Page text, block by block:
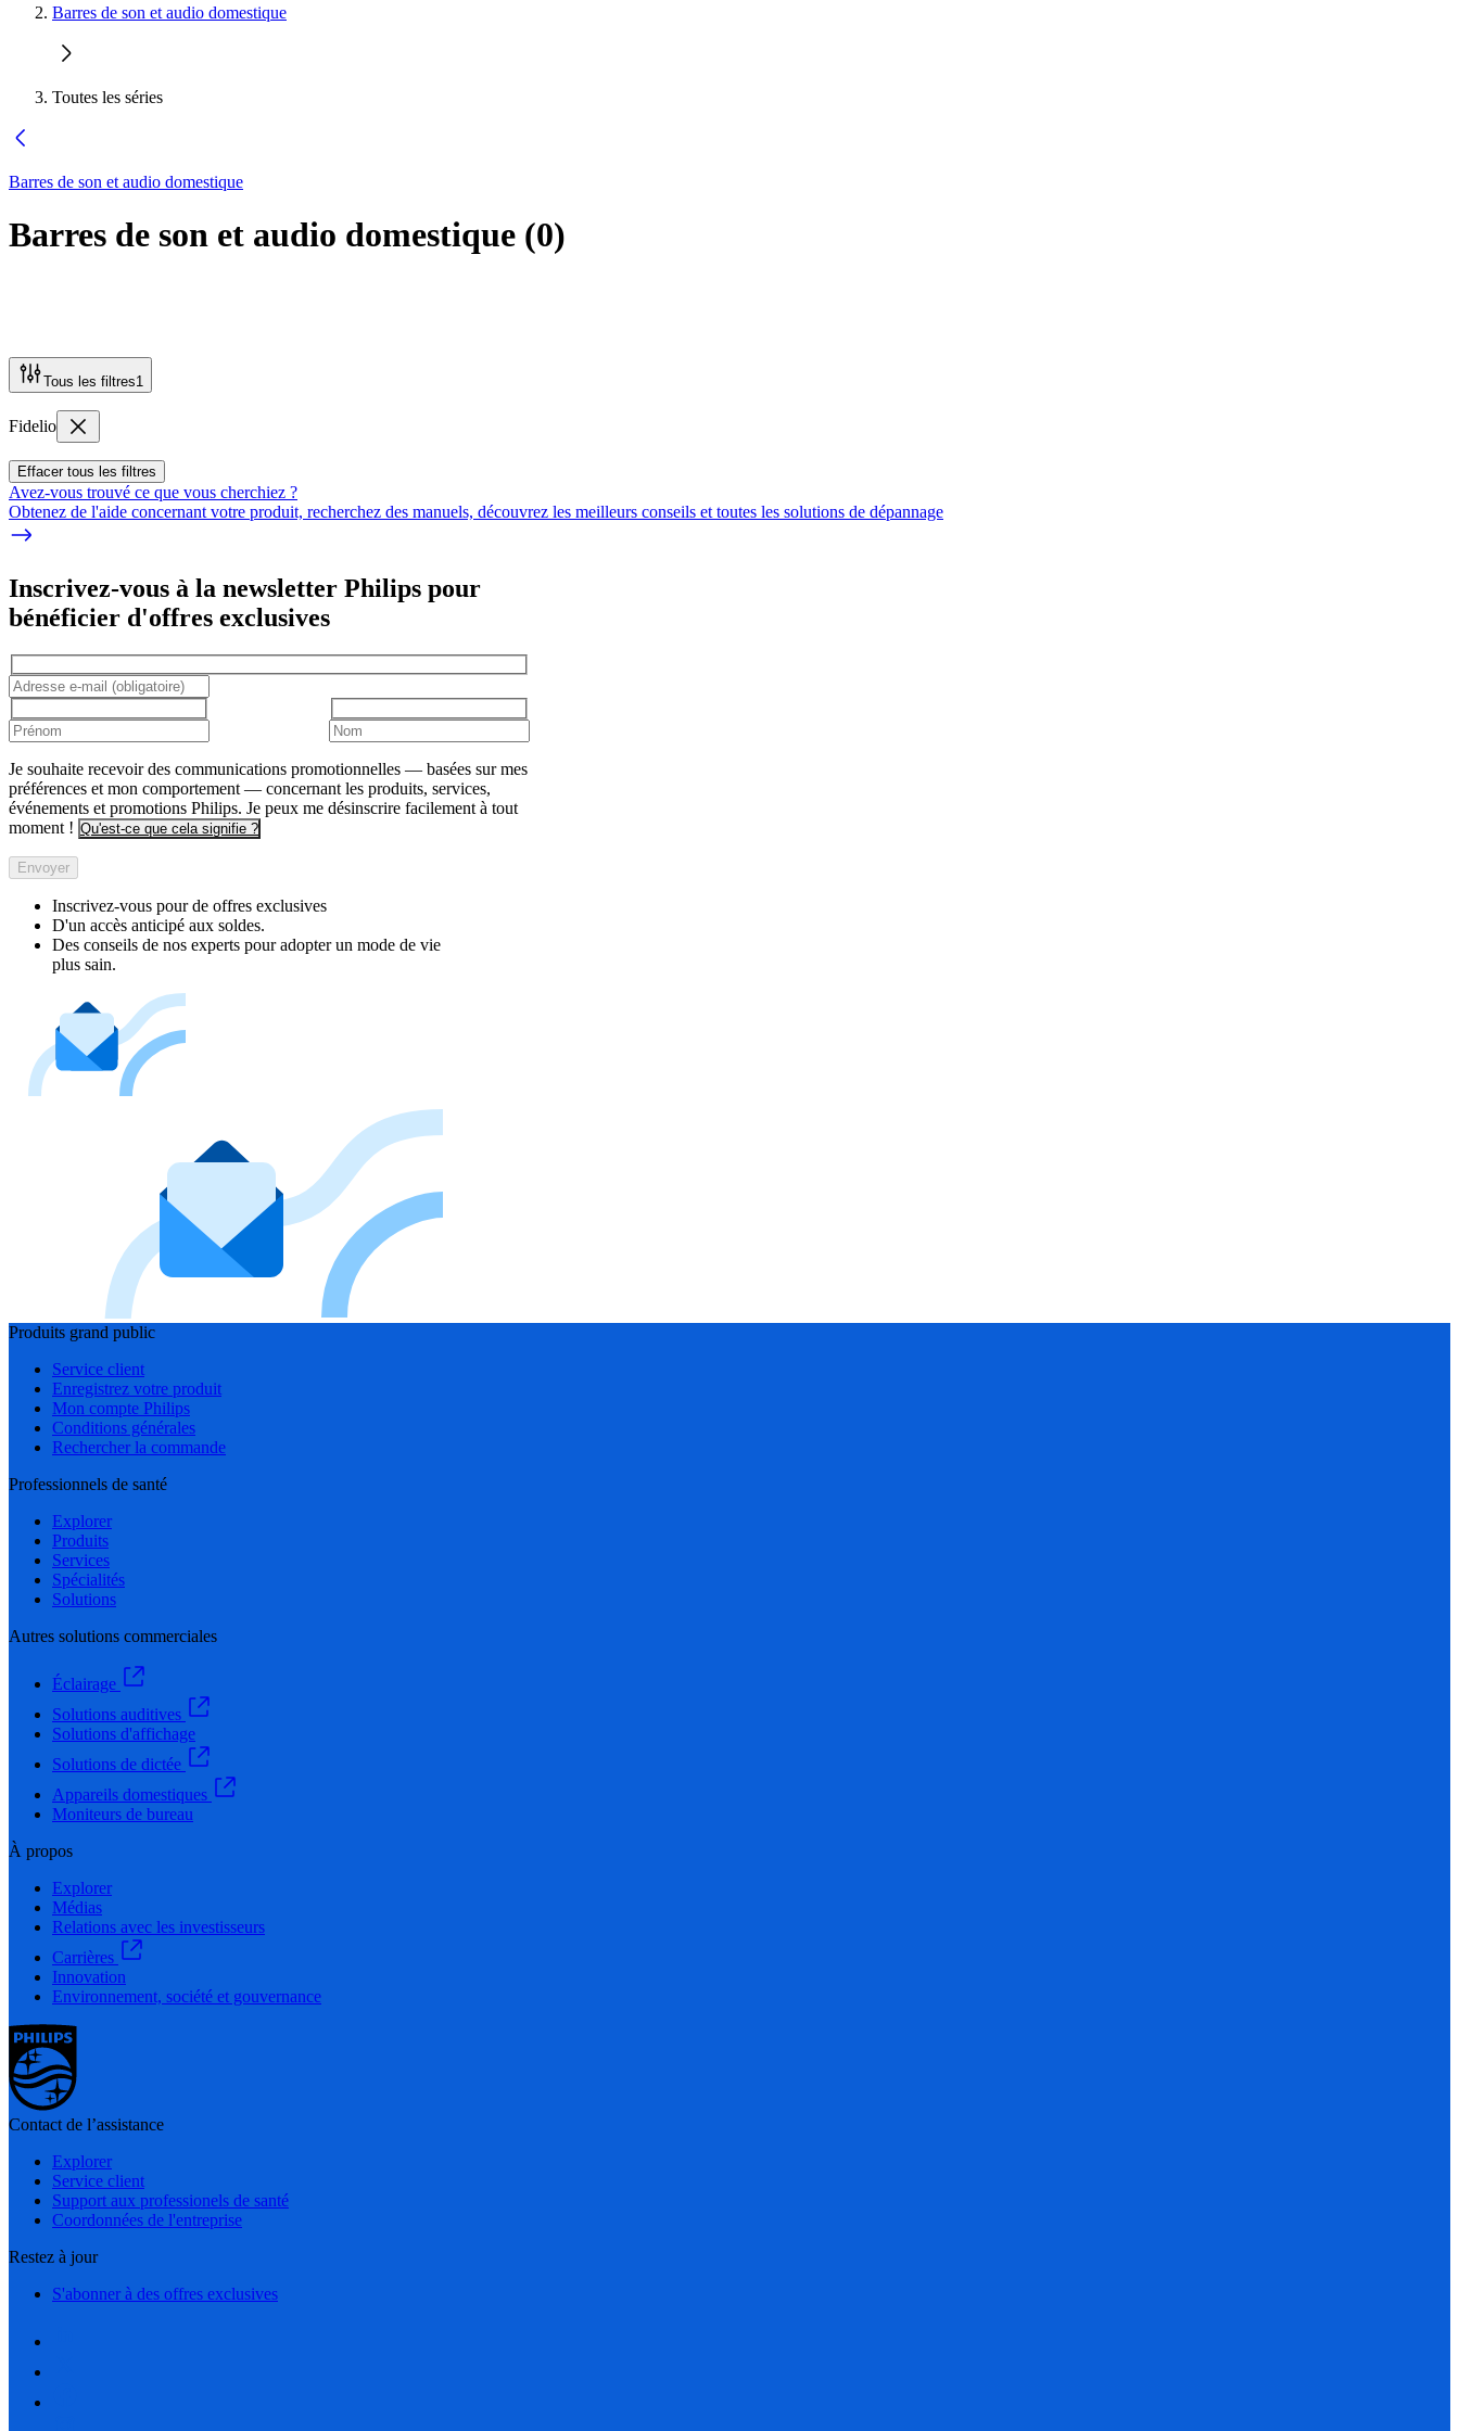
Barres de son et audio domestique
Toutes les séries
Barres de son et audio domestique
Barres de son et audio domestique (0)
Tous les filtres1
Fidelio
Effacer tous les filtres
Avez-vous trouvé ce que vous cherchiez ?
Obtenez de l'aide concernant votre produit, recherchez des manuels, découvrez les meilleurs conseils et toutes les solutions de dépannage
Inscrivez-vous à la newsletter Philips pour
bénéficier d'offres exclusives
Je souhaite recevoir des communications promotionnelles — basées sur mes
préférences et mon comportement — concernant les produits, services,
événements et promotions Philips. Je peux me désinscrire facilement à tout
moment ! Qu'est-ce que cela signifie ?
Envoyer
Inscrivez‑vous pour de offres exclusives
D'un accès anticipé aux soldes.
Des conseils de nos experts pour adopter un mode de vie
plus sain.
Produits grand public
Service client
Enregistrez votre produit
Mon compte Philips
Conditions générales
Rechercher la commande
Professionnels de santé
Explorer
Produits
Services
Spécialités
Solutions
Autres solutions commerciales
Éclairage
Solutions auditives
Solutions d'affichage
Solutions de dictée
Appareils domestiques
Moniteurs de bureau
À propos
Explorer
Médias
Relations avec les investisseurs
Carrières
Innovation
Environnement, société et gouvernance
Contact de l’assistance
Explorer
Service client
Support aux professionels de santé
Coordonnées de l'entreprise
Restez à jour
S'abonner à des offres exclusives